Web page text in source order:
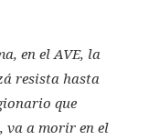
en el AVE, la
resista hasta
que
va a morir en el